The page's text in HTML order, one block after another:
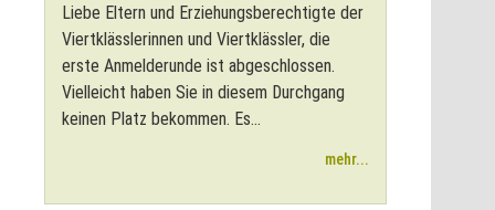
Liebe Eltern und Erziehungsberechtigte der
Viertklässlerinnen und Viertklässler, die
erste Anmelderunde ist abgeschlossen.
Vielleicht haben Sie in diesem Durchgang
keinen Platz bekommen. Es...
mehr...